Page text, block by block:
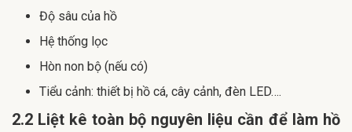
Độ sâu của hồ
Hệ thống lọc
Hòn non bộ (nếu có)
Tiểu cảnh: thiết bị hồ cá, cây cảnh, đèn LED….
2.2 Liệt kê toàn bộ nguyên liệu cần để làm hồ